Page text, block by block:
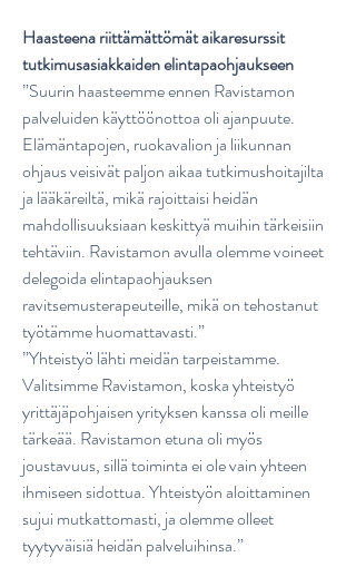
Haasteena riittämättömät aikaresurssit
tutkimusasiakkaiden elintapaohjaukseen
”Suurin haasteemme ennen Ravistamon
palveluiden käyttöönottoa oli ajanpuute.
Elämäntapojen, ruokavalion ja liikunnan
ohjaus veisivät paljon aikaa tutkimushoitajilta
ja lääkäreiltä, mikä rajoittaisi heidän
mahdollisuuksiaan keskittyä muihin tärkeisiin
tehtäviin. Ravistamon avulla olemme voineet
delegoida elintapaohjauksen
ravitsemusterapeuteille, mikä on tehostanut
työtämme huomattavasti.”
”Yhteistyö lähti meidän tarpeistamme.
Valitsimme Ravistamon, koska yhteistyö
yrittäjäpohjaisen yrityksen kanssa oli meille
tärkeää. Ravistamon etuna oli myös
joustavuus, sillä toiminta ei ole vain yhteen
ihmiseen sidottua. Yhteistyön aloittaminen
sujui mutkattomasti, ja olemme olleet
tyytyväisiä heidän palveluihinsa.”